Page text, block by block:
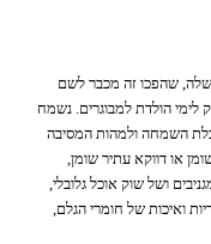
שלה, שהפכו זה מכבר לשם
לימי הולדת למבוגרים. נשמח
השמחה ולמהות המסיבה
או דווקא עתיר שומן,
ושל שוק אוכל גלובלי,
ואיכות של חומרי הגלם,